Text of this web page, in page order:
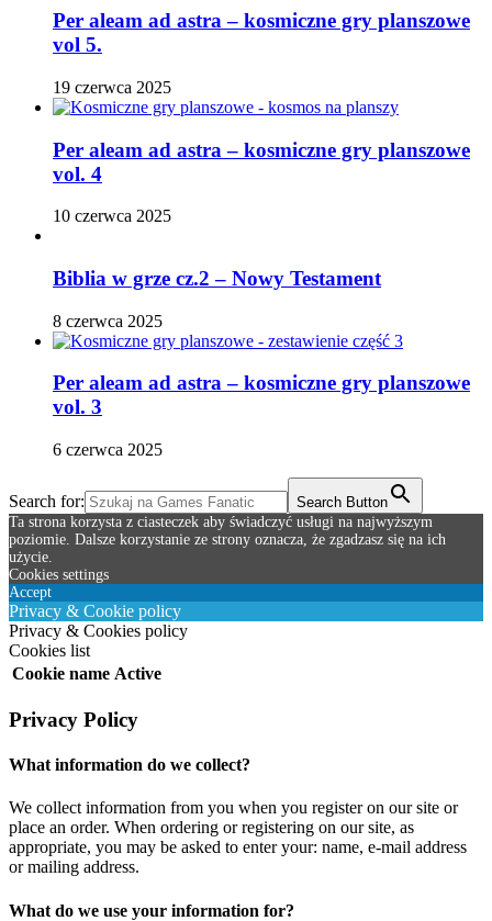
Per aleam ad astra – kosmiczne gry planszowe
vol 5.
19 czerwca 2025
Per aleam ad astra – kosmiczne gry planszowe
vol. 4
10 czerwca 2025
Biblia w grze cz.2 – Nowy Testament
8 czerwca 2025
Per aleam ad astra – kosmiczne gry planszowe
vol. 3
6 czerwca 2025
Search for:
Search Button
Ta strona korzysta z ciasteczek aby świadczyć usługi na najwyższym
poziomie. Dalsze korzystanie ze strony oznacza, że zgadzasz się na ich
użycie.
Cookies settings
Accept
Privacy & Cookie policy
Privacy & Cookies policy
Cookies list
Cookie name Active
Privacy Policy
What information do we collect?
We collect information from you when you register on our site or
place an order. When ordering or registering on our site, as
appropriate, you may be asked to enter your: name, e-mail address
or mailing address.
What do we use your information for?